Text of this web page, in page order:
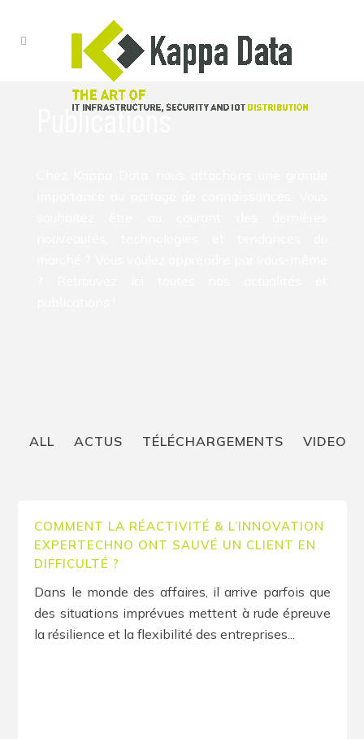
Publications
ALL ACTUS TÉLÉCHARGEMENTS VIDEO
COMMENT LA RÉACTIVITÉ & L’INNOVATION
EXPERTECHNO ONT SAUVÉ UN CLIENT EN
DIFFICULTÉ ?
Dans le monde des affaires, il arrive parfois que
des situations imprévues mettent à rude épreuve
la résilience et la flexibilité des entreprises...